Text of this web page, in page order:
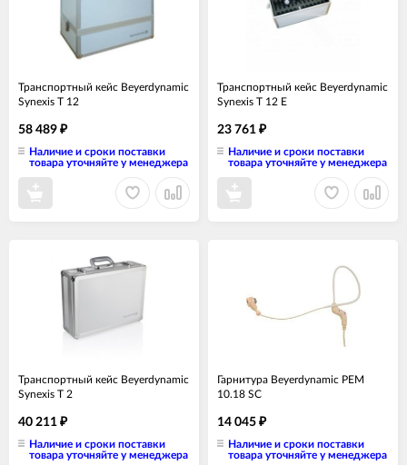
Транспортный кейс Beyerdynamic
Synexis T 12
58 489 ₽
Наличие и сроки поставки
товара уточняйте у менеджера
Транспортный кейс Beyerdynamic
Synexis T 12 E
23 761 ₽
Наличие и сроки поставки
товара уточняйте у менеджера
Транспортный кейс Beyerdynamic
Synexis T 2
40 211 ₽
Наличие и сроки поставки
товара уточняйте у менеджера
Гарнитура Beyerdynamic PEM
10.18 SC
14 045 ₽
Наличие и сроки поставки
товара уточняйте у менеджера